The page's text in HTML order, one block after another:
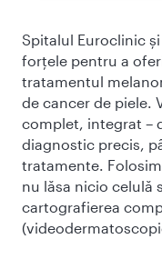
Spitalul Euroclinic și
forțele pentru a
tratamentul
de cancer de piele.
complet, integrat –
diagnostic precis,
tratamente.
nu lăsa nicio celulă
cartografierea